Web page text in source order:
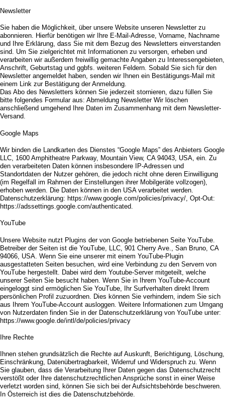
Newsletter
Sie haben die Möglichkeit, über unsere Website unseren Newsletter zu
abonnieren. Hierfür benötigen wir Ihre E-Mail-Adresse, Vorname, Nachname
und Ihre Erklärung, dass Sie mit dem Bezug des Newsletters einverstanden
sind. Um Sie zielgerichtet mit Informationen zu versorgen, erheben und
verarbeiten wir außerdem freiwillig gemachte Angaben zu Interessengebieten,
Anschrift, Geburtstag und ggbfs. weiteren Feldern. Sobald Sie sich für den
Newsletter angemeldet haben, senden wir Ihnen ein Bestätigungs-Mail mit
einem Link zur Bestätigung der Anmeldung.
Das Abo des Newsletters können Sie jederzeit stornieren, dazu füllen Sie
bitte folgendes Formular aus: Abmeldung Newsletter Wir löschen
anschließend umgehend Ihre Daten im Zusammenhang mit dem Newsletter-
Versand.
Google Maps
Wir binden die Landkarten des Dienstes “Google Maps” des Anbieters Google
LLC, 1600 Amphitheatre Parkway, Mountain View, CA 94043, USA, ein. Zu
den verarbeiteten Daten können insbesondere IP-Adressen und
Standortdaten der Nutzer gehören, die jedoch nicht ohne deren Einwilligung
(im Regelfall im Rahmen der Einstellungen ihrer Mobilgeräte vollzogen),
erhoben werden. Die Daten können in den USA verarbeitet werden.
Datenschutzerklärung: https://www.google.com/policies/privacy/, Opt-Out:
https://adssettings.google.com/authenticated.
YouTube
Unsere Website nutzt Plugins der von Google betriebenen Seite YouTube.
Betreiber der Seiten ist die YouTube, LLC, 901 Cherry Ave., San Bruno, CA
94066, USA. Wenn Sie eine unserer mit einem YouTube-Plugin
ausgestatteten Seiten besuchen, wird eine Verbindung zu den Servern von
YouTube hergestellt. Dabei wird dem Youtube-Server mitgeteilt, welche
unserer Seiten Sie besucht haben. Wenn Sie in Ihrem YouTube-Account
eingeloggt sind ermöglichen Sie YouTube, Ihr Surfverhalten direkt Ihrem
persönlichen Profil zuzuordnen. Dies können Sie verhindern, indem Sie sich
aus Ihrem YouTube-Account ausloggen. Weitere Informationen zum Umgang
von Nutzerdaten finden Sie in der Datenschutzerklärung von YouTube unter:
https://www.google.de/intl/de/policies/privacy
Ihre Rechte
Ihnen stehen grundsätzlich die Rechte auf Auskunft, Berichtigung, Löschung,
Einschränkung, Datenübertragbarkeit, Widerruf und Widerspruch zu. Wenn
Sie glauben, dass die Verarbeitung Ihrer Daten gegen das Datenschutzrecht
verstößt oder Ihre datenschutzrechtlichen Ansprüche sonst in einer Weise
verletzt worden sind, können Sie sich bei der Aufsichtsbehörde beschweren.
In Österreich ist dies die Datenschutzbehörde.